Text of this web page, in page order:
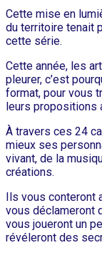
Cette mise en
du territoire tenait
cette série.
Cette année, les
pleurer, c’est
format, pour vous
leurs propositions
À travers ces 24
mieux ses
vivant, de la
créations.
Ils vous conteront
vous déclameront
vous joueront un
révéleront des